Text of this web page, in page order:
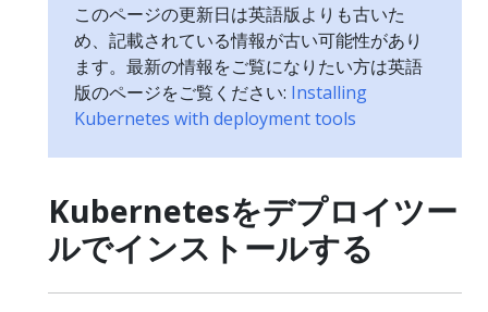
このページの更新日は英語版よりも古いた
め、記載されている情報が古い可能性があり
ます。最新の情報をご覧になりたい方は英語
版のページをご覧ください: Installing
Kubernetes with deployment tools
Kubernetesをデプロイツー
ルでインストールする